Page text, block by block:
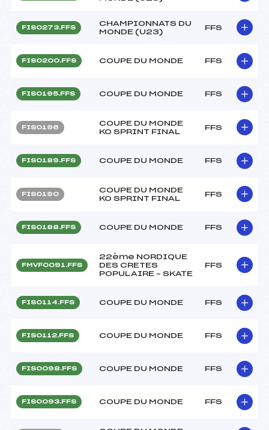
FIS0273.FFS
CHAMPIONNATS DU
MONDE (U23)
FFS
FIS0200.FFS COUPE DU MONDE FFS
FIS0195.FFS COUPE DU MONDE FFS
FIS0196
COUPE DU MONDE
KO SPRINT FINAL
FFS
FIS0189.FFS COUPE DU MONDE FFS
FIS0190
COUPE DU MONDE
KO SPRINT FINAL
FFS
FIS0188.FFS COUPE DU MONDE FFS
FMVF0091.FFS
22ème NORDIQUE
DES CRETES
POPULAIRE – SKATE
FFS
FIS0114.FFS COUPE DU MONDE FFS
FIS0112.FFS COUPE DU MONDE FFS
FIS0098.FFS COUPE DU MONDE FFS
FIS0093.FFS COUPE DU MONDE FFS